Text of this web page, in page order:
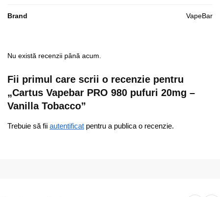
Brand VapeBar
Nu există recenzii până acum.
Fii primul care scrii o recenzie pentru
„Cartus Vapebar PRO 980 pufuri 20mg –
Vanilla Tobacco”
Trebuie să fii autentificat pentru a publica o recenzie.